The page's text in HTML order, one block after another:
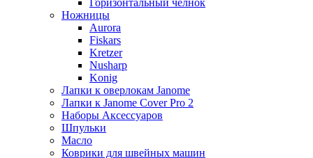
Горизонтальный челнок
Ножницы
Aurora
Fiskars
Kretzer
Nusharp
Konig
Лапки к оверлокам Janome
Лапки к Janome Cover Pro 2
Наборы Аксессуаров
Шпульки
Масло
Коврики для швейных машин